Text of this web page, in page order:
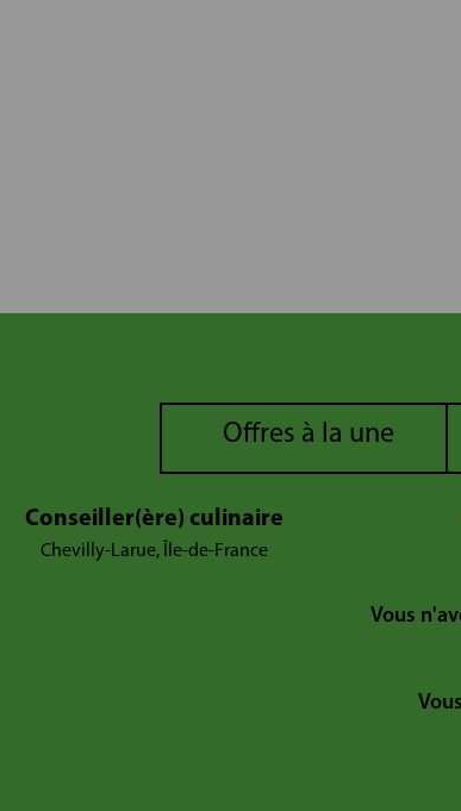
Offres à la une
Conseiller(ère) culinaire
Chevilly-Larue, Île-de-France
Vous